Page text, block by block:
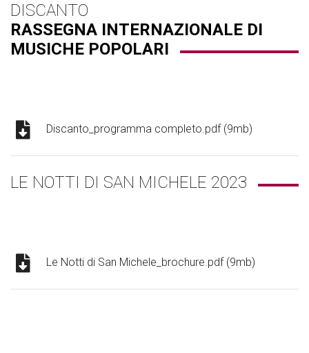
DISCANTO
RASSEGNA INTERNAZIONALE DI
MUSICHE POPOLARI
Discanto_programma completo.pdf (9mb)
LE NOTTI DI SAN MICHELE 2023
Le Notti di San Michele_brochure.pdf (9mb)